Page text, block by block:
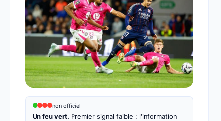
non officiel
Un feu vert. Premier signal faible : l'information